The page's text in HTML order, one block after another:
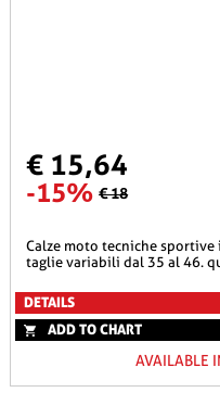
€ 15,64
-15% € 18
calze moto tecniche sportive invernali nere e arancioni xtech
taglie variabili dal 35 al 46.
DETAILS
ADD TO CHART
AVAILABLE